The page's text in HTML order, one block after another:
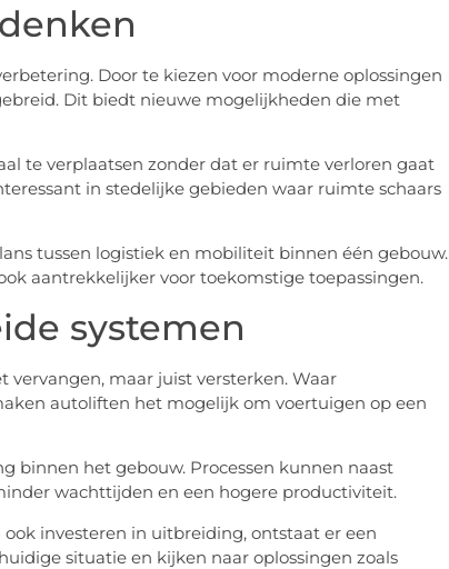
Door te kiezen voor moderne oplossingen
Dit biedt nieuwe mogelijkheden die met
te verplaatsen zonder dat er ruimte verloren gaat
in stedelijke gebieden waar ruimte schaars
tussen logistiek en mobiliteit binnen één gebouw.
aantrekkelijker voor toekomstige toepassingen.
systemen
maar juist versterken. Waar
autoliften het mogelijk om voertuigen op een
binnen het gebouw. Processen kunnen naast
wachttijden en een hogere productiviteit.
investeren in uitbreiding, ontstaat er een
situatie en kijken naar oplossingen zoals